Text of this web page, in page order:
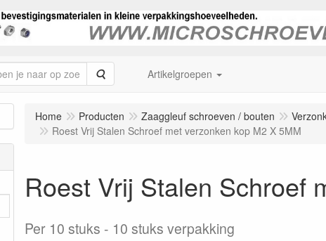
Zoeken Artikelgroepen
Home Producten Zaaggleuf schroeven / bouten
Roest Vrij Stalen Schroef met verzonken kop M2 X 5MM
Roest Vrij Stalen Schroef
Per 10 stuks 10 stuks verpakking